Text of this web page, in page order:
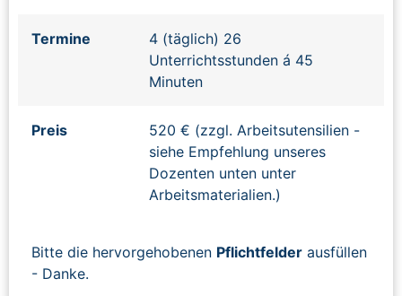
Termine
4 (täglich) 26
Unterrichtsstunden á 45
Minuten
Preis
520 € (zzgl. Arbeitsutensilien -
siehe Empfehlung unseres
Dozenten unten unter
Arbeitsmaterialien.)
Bitte die hervorgehobenen Pflichtfelder ausfüllen
- Danke.